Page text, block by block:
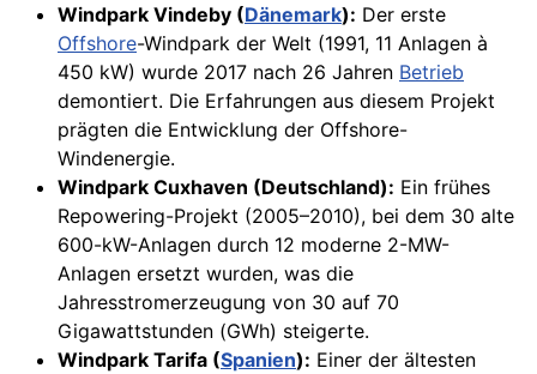
Windpark Vindeby (Dänemark): Der erste
Offshore-Windpark der Welt (1991, 11 Anlagen à
450 kW) wurde 2017 nach 26 Jahren Betrieb
demontiert. Die Erfahrungen aus diesem Projekt
prägten die Entwicklung der Offshore-
Windenergie.
Windpark Cuxhaven (Deutschland): Ein frühes
Repowering-Projekt (2005–2010), bei dem 30 alte
600-kW-Anlagen durch 12 moderne 2-MW-
Anlagen ersetzt wurden, was die
Jahresstromerzeugung von 30 auf 70
Gigawattstunden (GWh) steigerte.
Windpark Tarifa (Spanien): Einer der ältesten